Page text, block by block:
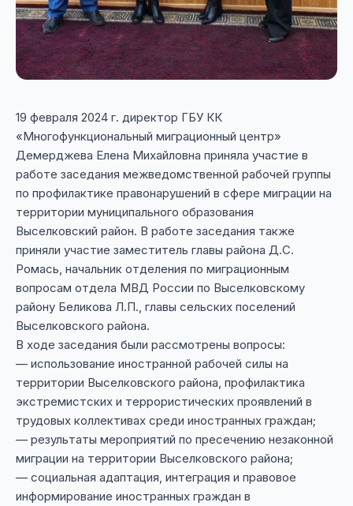
19 февраля 2024 г. директор ГБУ КК
«Многофункциональный миграционный центр»
Демерджева Елена Михайловна приняла участие в
работе заседания межведомственной рабочей группы
по профилактике правонарушений в сфере миграции на
территории муниципального образования
Выселковский район. В работе заседания также
приняли участие заместитель главы района Д.С.
Ромась, начальник отделения по миграционным
вопросам отдела МВД России по Выселковскому
району Беликова Л.П., главы сельских поселений
Выселковского района.
В ходе заседания были рассмотрены вопросы:
— использование иностранной рабочей силы на
территории Выселковского района, профилактика
экстремистских и террористических проявлений в
трудовых коллективах среди иностранных граждан;
— результаты мероприятий по пресечению незаконной
миграции на территории Выселковского района;
— социальная адаптация, интеграция и правовое
информирование иностранных граждан в